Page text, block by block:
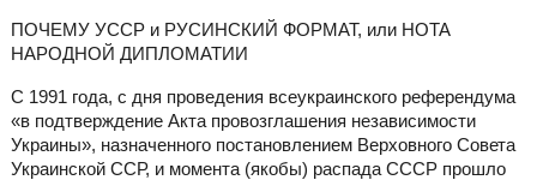
ПОЧЕМУ УССР и РУСИНСКИЙ ФОРМАТ, или НОТА
НАРОДНОЙ ДИПЛОМАТИИ
С 1991 года, с дня проведения всеукраинского референдума
«в подтверждение Акта провозглашения независимости
Украины», назначенного постановлением Верховного Совета
Украинской ССР, и момента (якобы) распада СССР прошло